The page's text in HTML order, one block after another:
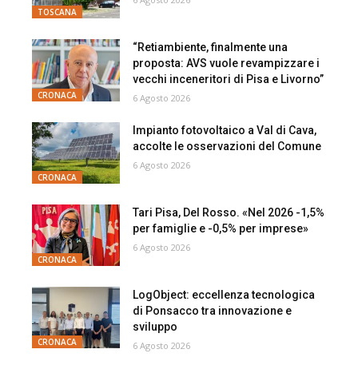
TOSCANA
CRONACA
“Retiambiente, finalmente una
proposta: AVS vuole revampizzare i
vecchi inceneritori di Pisa e Livorno”
6 Agosto 2026
CRONACA
Impianto fotovoltaico a Val di Cava,
accolte le osservazioni del Comune
6 Agosto 2026
CRONACA
Tari Pisa, Del Rosso. «Nel 2026 -1,5%
per famiglie e -0,5% per imprese»
6 Agosto 2026
CRONACA
LogObject: eccellenza tecnologica
di Ponsacco tra innovazione e
sviluppo
6 Agosto 2026